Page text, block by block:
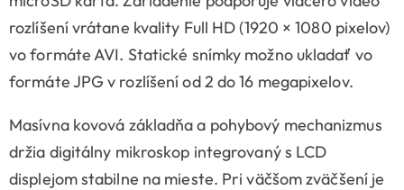
rozlíšení vrátane kvality Full HD (1920 × 1080 pixelov)
vo formáte AVI. Statické snímky možno ukladať vo
formáte JPG v rozlíšení od 2 do 16 megapixelov.
Masívna kovová základňa a pohybový mechanizmus
držia digitálny mikroskop integrovaný s LCD
displejom stabilne na mieste. Pri väčšom zväčšení je